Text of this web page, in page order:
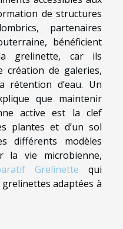
de structures
partenaires
bénéficient
grelinette, car ils
création de galeries,
rétention d’eau. Un
que maintenir
active est la clef
plantes et d’un sol
différents modèles
la vie microbienne,
Grelinette qui
adaptées à